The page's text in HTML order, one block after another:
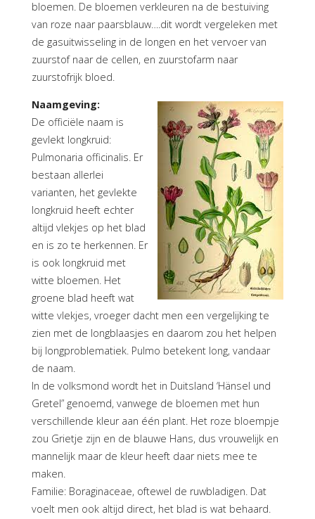
bloemen. De bloemen verkleuren na de bestuiving
van roze naar paarsblauw….dit wordt vergeleken met
de gasuitwisseling in de longen en het vervoer van
zuurstof naar de cellen, en zuurstofarm naar
zuurstofrijk bloed.
Naamgeving:
De officiële naam is
gevlekt longkruid:
Pulmonaria officinalis. Er
bestaan allerlei
varianten, het gevlekte
longkruid heeft echter
altijd vlekjes op het blad
en is zo te herkennen. Er
is ook longkruid met
witte bloemen. Het
groene blad heeft wat
witte vlekjes, vroeger dacht men een vergelijking te
zien met de longblaasjes en daarom zou het helpen
bij longproblematiek. Pulmo betekent long, vandaar
de naam.
In de volksmond wordt het in Duitsland ‘Hänsel und
Gretel” genoemd, vanwege de bloemen met hun
verschillende kleur aan één plant. Het roze bloempje
zou Grietje zijn en de blauwe Hans, dus vrouwelijk en
mannelijk maar de kleur heeft daar niets mee te
maken.
Familie: Boraginaceae, oftewel de ruwbladigen. Dat
voelt men ook altijd direct, het blad is wat behaard.